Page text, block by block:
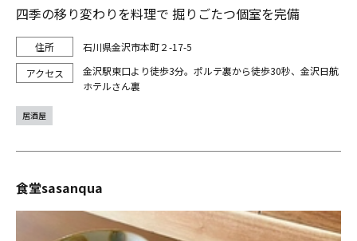
四季の移り変わりを料理で 掘りごたつ個室を完備
石川県金沢市本町２-17-5
金沢駅東口より徒歩3分。ポルテ裏から徒歩30秒、金沢日航
ホテルさん裏
居酒屋
食堂sasanqua